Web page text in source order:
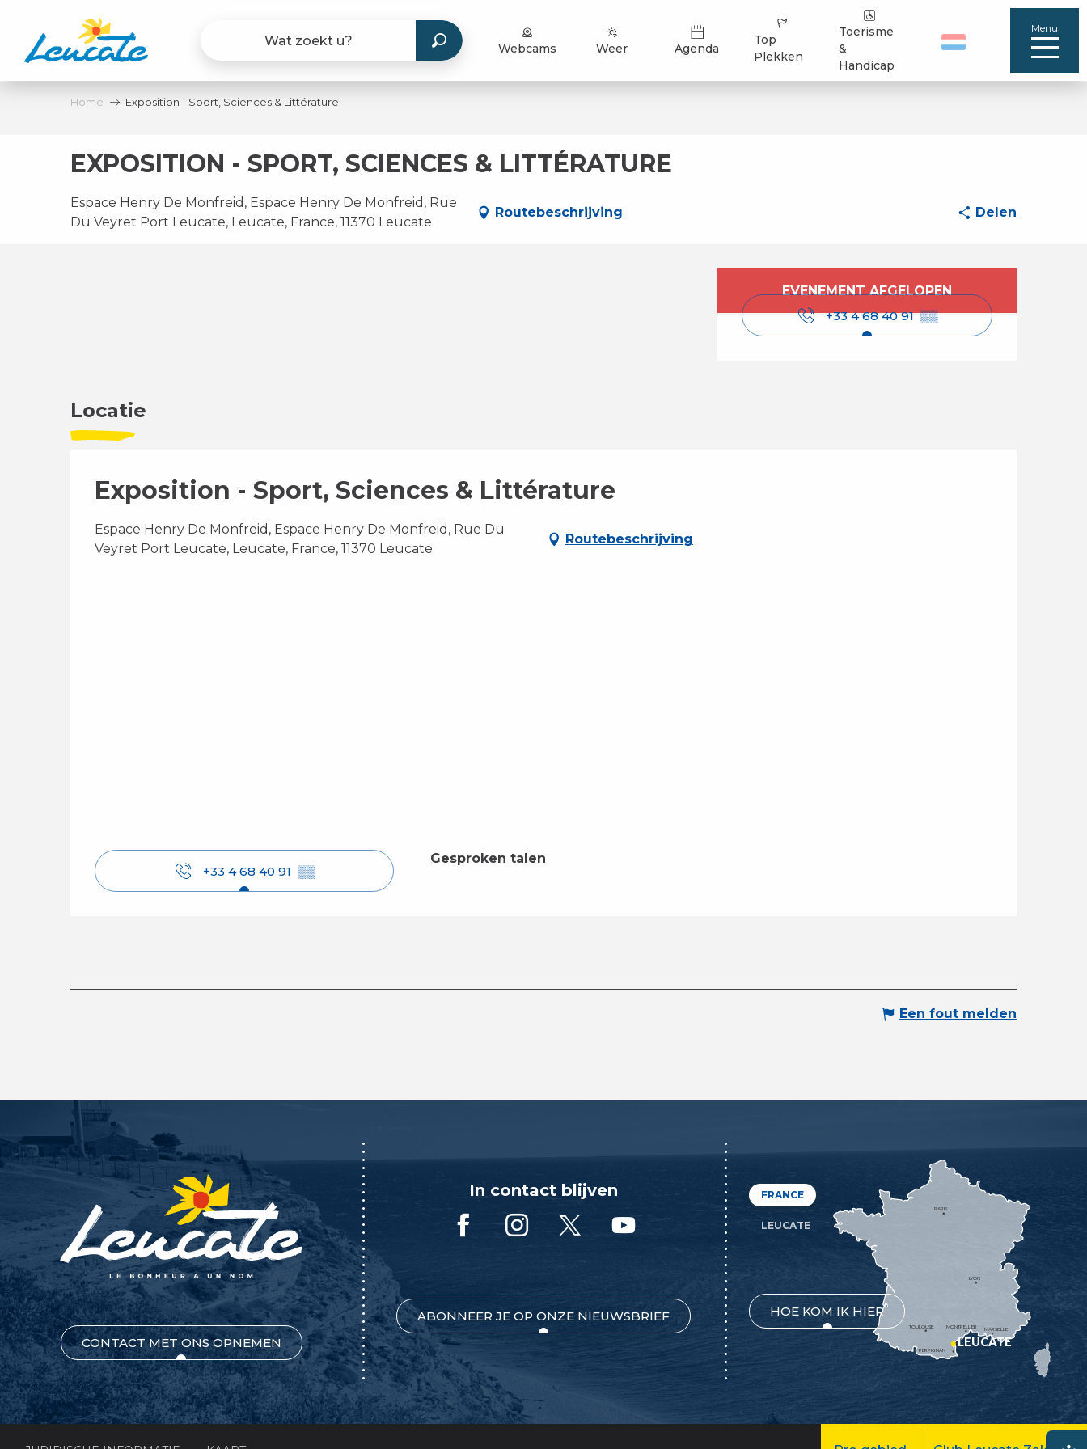
contenu
principal
Webcams Weer Agenda
Top
Plekken
Toerisme
&
Handicap
Menu
Home Exposition - Sport, Sciences & Littérature
EXPOSITION - SPORT, SCIENCES & LITTÉRATURE
Espace Henry De Monfreid, Espace Henry De Monfreid, Rue
Du Veyret Port Leucate, Leucate, France, 11370 Leucate
Routebeschrijving Delen
Openingstijden en
EVENEMENT AFGELOPEN
+33 4 68 40 91▒▒
Locatie
Exposition - Sport, Sciences & Littérature
Espace Henry De Monfreid, Espace Henry De Monfreid, Rue Du
Veyret Port Leucate, Leucate, France, 11370 Leucate
Routebeschrijving
+33 4 68 40 91 ▒▒
Gesproken talen
Gesproken talen
Een fout melden
CONTACT MET ONS OPNEMEN
In contact blijven
ABONNEER JE OP ONZE NIEUWSBRIEF
FRANCE
LEUCATE
HOE KOM IK HIER
MONTPELLIER
PERPIGNAN
MARSEILLE
TOULOUSE
LYON
PARIS
LEUCATE